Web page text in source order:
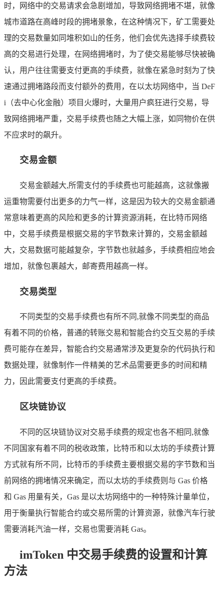
时，网络中的交易请求会急剧增加，导致网络拥堵不堪，就像
城市道路在高峰时段的拥堵景象，在这种情况下，矿工需要处
理的交易数量如同堆积如山的任务，他们会优先选择手续费较
高的交易进行处理，在网络拥堵时，为了使交易能够尽快被确
认，用户往往需要支付更高的手续费，就像在紧急时刻为了快
速通过拥堵路段而支付额外的费用，在以太坊网络中，当 DeF
i（去中心化金融）项目火爆时，大量用户疯狂进行交易，导
致网络拥堵严重，交易手续费也随之大幅上涨，如同物价在供
不应求时的飙升。
交易金额
交易金额越大,所需支付的手续费也可能越高，这就像搬
运重物需要付出更多的力气一样，这是因为较大的交易金额通
常意味着更高的风险和更多的计算资源消耗，在比特币网络
中，交易手续费是根据交易的字节数来计算的，交易金额越
大，交易数据可能越复杂，字节数也就越多，手续费相应地会
增加，就像包裹越大，邮寄费用越高一样。
交易类型
不同类型的交易手续费也有所不同,就像不同类型的商品
有着不同的价格，普通的转账交易和智能合约交互交易的手续
费可能存在差异，智能合约交易通常涉及更复杂的代码执行和
数据处理，就像制作一件精美的艺术品需要更多的时间和精
力，因此需要支付更高的手续费。
区块链协议
不同的区块链协议对交易手续费的规定也各不相同,就像
不同国家有着不同的税收政策，比特币和以太坊的手续费计算
方式就有所不同，比特币的手续费主要根据交易的字节数和当
前网络的拥堵情况来确定，而以太坊的手续费则与 Gas 价格
和 Gas 用量有关，Gas 是以太坊网络中的一种特殊计量单位，
用于衡量执行智能合约或交易所需的计算资源，就像汽车行驶
需要消耗汽油一样，交易也需要消耗 Gas。
imToken 中交易手续费的设置和计算
方法